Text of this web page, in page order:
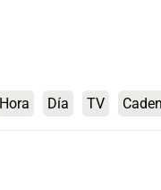
Hora Día TV